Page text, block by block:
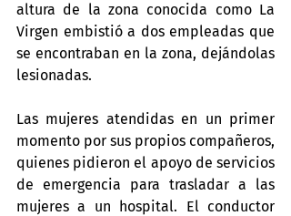
altura de la zona conocida como La
Virgen embistió a dos empleadas que
se encontraban en la zona, dejándolas
lesionadas.
Las mujeres atendidas en un primer
momento por sus propios compañeros,
quienes pidieron el apoyo de servicios
de emergencia para trasladar a las
mujeres a un hospital. El conductor